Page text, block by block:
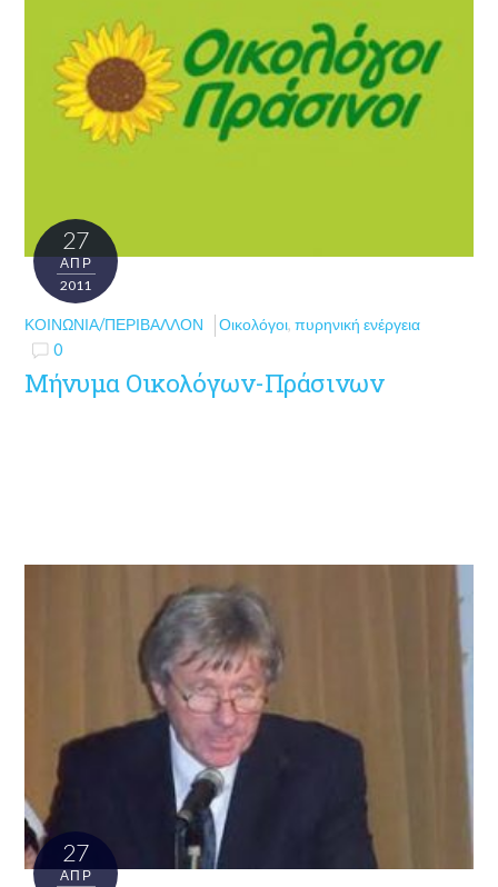
27
ΑΠΡ
2011
ΚΟΙΝΩΝΊΑ/ΠΕΡΙΒΆΛΛΟΝ Οικολόγοι,πυρηνική ενέργεια
0
Μήνυμα Οικολόγων-Πράσινων
27
ΑΠΡ